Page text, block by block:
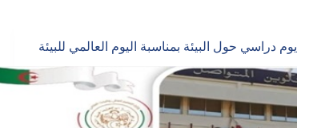
يوم دراسي حول البيئة بمناسبة اليوم العالمي للبيئة